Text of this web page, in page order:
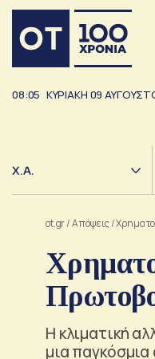
08:05 ΚΥΡΙΑΚΗ 09
Χ.Α.
ot.gr/Απόψεις/
Η κλιματική
μια